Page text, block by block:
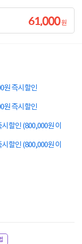
61,000원
원 즉시할인
원 즉시할인
할인 (800,000원 이
할인 (800,000원 이